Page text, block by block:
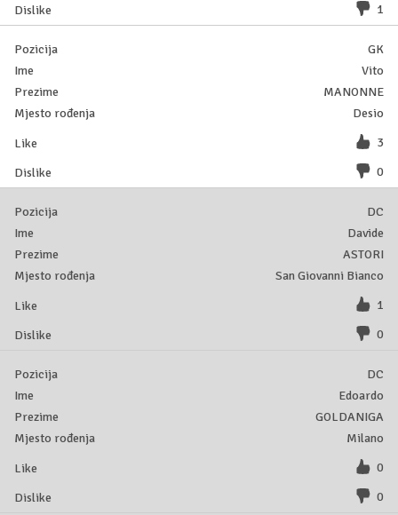
1
GK
Vito
MANONNE
Desio
3
0
DC
Davide
ASTORI
San Giovanni Bianco
1
0
DC
Edoardo
GOLDANIGA
Milano
0
0